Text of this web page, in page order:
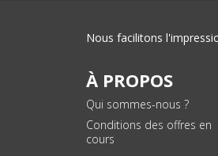
Nous facilitons
À PROPOS
Qui sommes-nous ?
Conditions des offres en
cours